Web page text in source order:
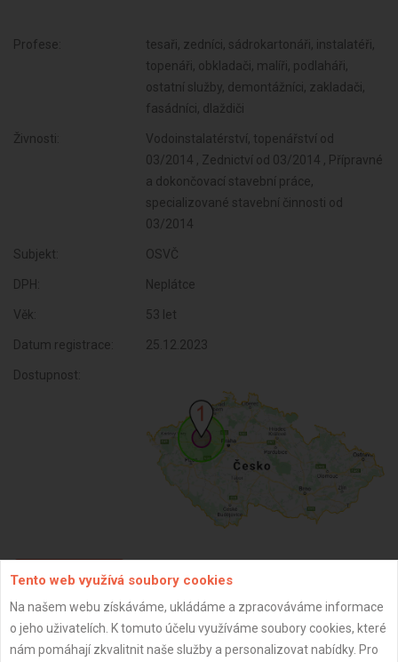
Profese:
tesaři, zedníci, sádrokartonáři, instalatéři,
topenáři, obkladači, malíři, podlaháři,
ostatní služby, demontážníci, zakladači,
fasádníci, dlaždiči
Živnosti:
Vodoinstalatérství, topenářství od
03/2014 , Zednictví od 03/2014 , Přípravné
a dokončovací stavební práce,
specializované stavební činnosti od
03/2014
Subjekt: OSVČ
DPH: Neplátce
Věk: 53 let
Datum registrace: 25.12.2023
Dostupnost:
ZPĚT
Aktualizováno z portálu ARES dne 01.12.2025 11:45:02
Tento web využívá soubory cookies
Na našem webu získáváme, ukládáme a zpracováváme informace
o jeho uživatelích. K tomuto účelu využíváme soubory cookies, které
nám pomáhají zkvalitnit naše služby a personalizovat nabídky. Pro